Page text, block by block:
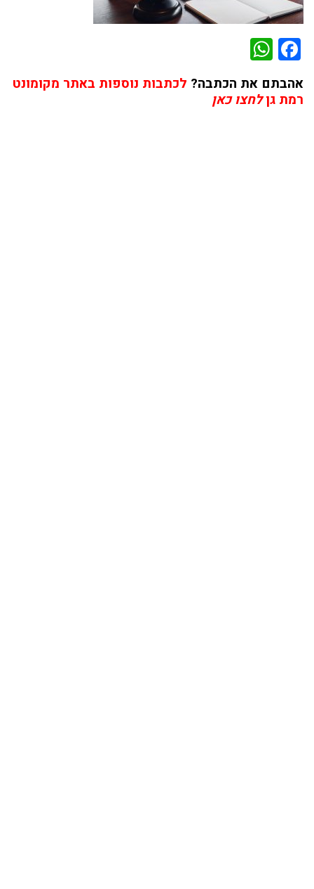
Facebook
אהבתם את הכתבה? לכתבות נוספות באתר מקומונט
רמת גןלחצו כאן